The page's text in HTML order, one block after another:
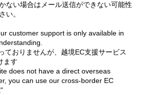
ない場合はメール送信ができない可能性
い。
customer support is only available in
ておりませんが、越境EC支援サービス
ます
does not have a direct overseas
you can use our cross-border EC